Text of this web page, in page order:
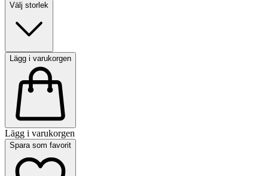
Välj storlek
Lägg i varukorgen
Lägg i varukorgen
Spara som favorit